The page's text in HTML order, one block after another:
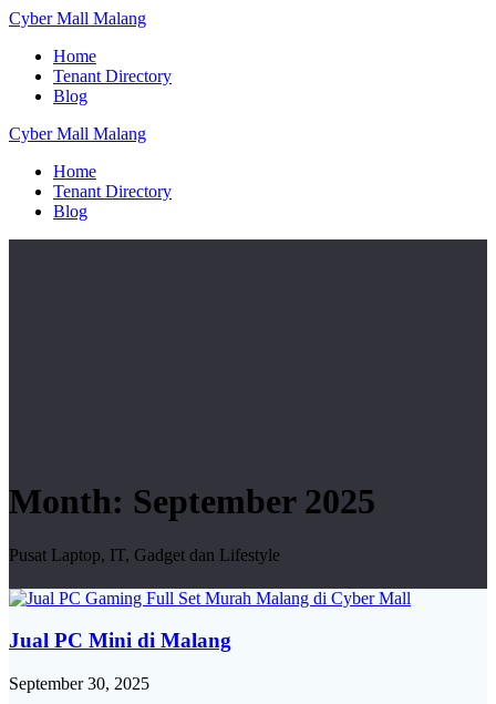
Skip
content
CyberMall Malang
Home
Tenant Directory
Blog
CyberMall Malang
Home
Tenant Directory
Blog
Month: September 2025
Pusat Laptop, IT, Gadget dan Lifestyle
Jual PC Mini di Malang
September 30, 2025